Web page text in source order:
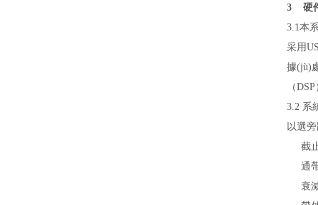
3 硬
3.1本
采用
據(jù)
（
3.2 系
以選
截止
通帶
衰減